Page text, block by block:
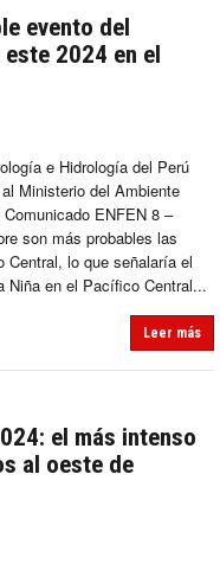
evento del
2024 en el
e Hidrología del Perú
Ministerio del Ambiente
ENFEN 8 –
son más probables las
lo que señalaría el
Niña en el Pacífico Central...
Leer más
el más intenso
al oeste de